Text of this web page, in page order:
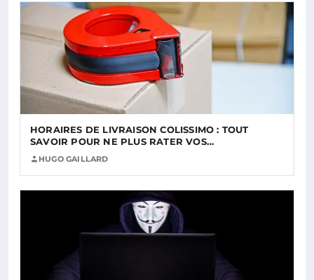
HORAIRES DE LIVRAISON COLISSIMO : TOUT
SAVOIR POUR NE PLUS RATER VOS…
HUGO GAILLARD